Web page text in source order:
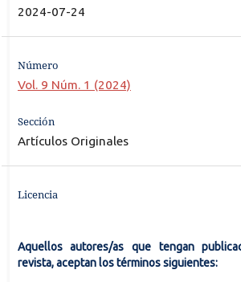
2024-07-24
Número
Vol. 9 Núm. 1 (2024)
Sección
Artículos Originales
Licencia
Aquellos autores/as que tengan
revista, aceptan los términos siguientes: